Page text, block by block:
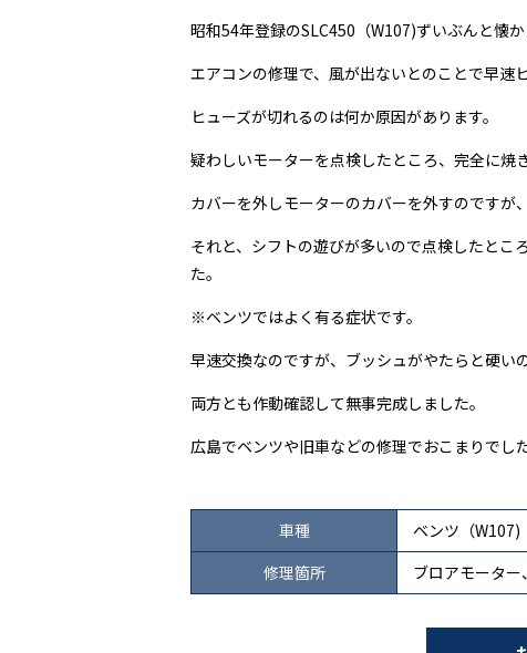
昭和54年登録のSLC450（W107)ずいぶんと懐か
エアコンの修理で、風が出ないとのことで早速
ヒューズが切れるのは何か原因があります。
疑わしいモーターを点検したところ、完全に焼
カバーを外しモーターのカバーを外すのですが
それと、シフトの遊びが多いので点検したとこ
た。
※ベンツではよく有る症状です。
早速交換なのですが、ブッシュがやたらと硬い
両方とも作動確認して無事完成しました。
広島でベンツや旧車などの修理でおこまりでし
車種
ベンツ（W107)
修理箇所
ブロアモータ